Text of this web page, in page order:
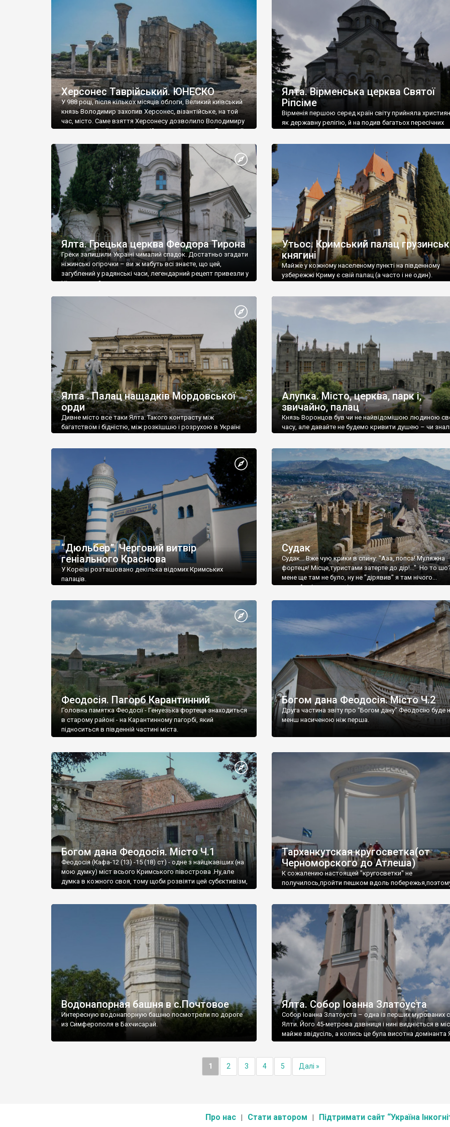
візантійської доби. Раритети викрадені з фондів об’єкту
культурної спадщини ЮНЕСКО «Херсонеса Таврійського».
Офіційно – на виставку «Золото Візантії», але експерти та
влада в Україні вважають це лише […]
називаються «повстяками» (postaki)…” “Вино. Крим
виробляє відмінне вино і його вдосталь: воно все
легке біле і дуже […]
Херсонес Таврійський. ЮНЕСКО
У 988 році, після кількох місяців облоги, Великий київський
князь Володимир захопив Херсонес, візантійське, на той
час, місто. Саме взяття Херсонесу дозволило Володимиру
диктувати свої умови візантійському імператору Василю ІІ,
Херсонесі Володимир-язичник, став Василем-
християнином. А потім було Хрещення Русі. На честь
Херсонесу Таврійського названо місто […]
Ялта. Вірменська церква Святої
Ріпсіме
Вірменія першою серед країн світу прийняла
як державну релігію, й на подив багатьох пересічних
Ялта. Грецька церква Феодора Тирона
Греки залишили Україні чималий спадок. Достатньо згадати
ніжинські огірочки – ви ж мабуть всі знаєте, що цей,
загублений у радянські часи, легендарний рецепт привезли у
Ніжин греки?
Утьос. Кримський палац
княгині
Майже у кожному населеному пункті на південному
узбережжі Криму є свій палац (а часто і не один).
Ялта . Палац нащадків Мордовської
орди
Дивне місто все таки Ялта. Такого контрасту між
багатством і бідністю, між розкішшю і розрухою в Україні
Алупка. Місто, церква, парк і,
звичайно, палац
Князь Воронцов був чи не найвідомішою людиною
часу, але давайте не будемо кривити душею – чи
“Дюльбер”. Черговий витвір
геніального Краснова
У Кореїзі розташовано декілька відомих Кримських
палаців.
Судак
Судак... Вже чую крики в спину: "Ааа, попса! Муляжна
фортеця! Місце,туристами затерте до дір!..." Но то
мене ще там не було, ну не "дірявив" я там нічого...
принаймні до цього літа.
Феодосія. Пагорб Карантинний
Головна памятка Феодосії - Генуезька фортеця знаходиться
в старому районі - на Карантинному пагорбі, який
підноситься в південній частині міста.
Богом дана Феодосія. Місто Ч.2
Друга частина звіту про "Богом дану" Феодосію буде
менш насиченою ніж перша.
Богом дана Феодосія. Місто Ч.1
Феодосія (Кафа-12 (13) -15 (18) ст) - одне з найцікавіших (на
мою думку) міст всього Кримського півострова .Ну,але
думка в кожного своя, тому щоби розвіяти цей субєктивізм,
запрошую відвідати це
Тарханкутская кругосветка(от
Черноморского до Атлеша)
К сожалению настоящей "кругосветки" не
получилось,пройти пешком вдоль
Водонапорная башня в с.Почтовое
Интересную водонапорную башню посмотрели по дороге
из Симферополя в Бахчисарай.
Ялта. Собор Іоанна Златоуста
Собор Іоанна Златоуста – одна із перших мурованих
Ялти. Його 45-метрова дзвіниця і нині видніється в
майже звідусіль, а колись це була висотна домінанта
1 2 3 4 5 Далі »
Про нас Стати автором Підтримати сайт “Україна